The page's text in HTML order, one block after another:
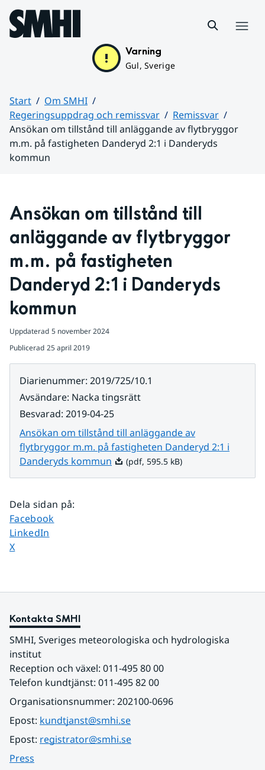
Hoppa till sidans innehåll
Varning
Gul, Sverige
Start
Om SMHI
Regeringsuppdrag och remissvar
Remissvar
Ansökan om tillstånd till anläggande av flytbryggor
m.m. på fastigheten Danderyd 2:1 i Danderyds
kommun
Ansökan om tillstånd till
anläggande av flytbryggor
m.m. på fastigheten
Danderyd 2:1 i Danderyds
kommun
Uppdaterad 5 november 2024
Publicerad 25 april 2019
Diarienummer: 2019/725/10.1
Avsändare: Nacka tingsrätt
Besvarad: 2019-04-25
Ansökan om tillstånd till anläggande av
flytbryggor m.m. på fastigheten Danderyd 2:1 i
Danderyds kommun Pdf, 595.5 kB.
(pdf, 595.5 kB)
Dela sidan på:
Dela sidan på
Facebook
Dela sidan på
LinkedIn
Dela sidan på
X
Kontakta SMHI
SMHI, Sveriges meteorologiska och hydrologiska
institut
Reception och växel: 011-495 80 00
Telefon kundtjänst: 011-495 82 00
Organisationsnummer: 202100-0696
Epost: kundtjanst@smhi.se
Epost: registrator@smhi.se
Press